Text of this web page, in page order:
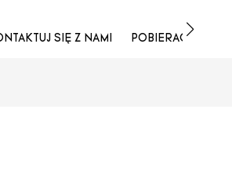
SIĘ Z NAMI POBIERAĆ